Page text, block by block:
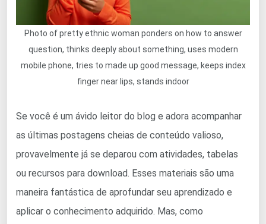
Photo of pretty ethnic woman ponders on how to answer
question, thinks deeply about something, uses modern
mobile phone, tries to made up good message, keeps index
finger near lips, stands indoor
Se você é um ávido leitor do blog e adora acompanhar
as últimas postagens cheias de conteúdo valioso,
provavelmente já se deparou com atividades, tabelas
ou recursos para download. Esses materiais são uma
maneira fantástica de aprofundar seu aprendizado e
aplicar o conhecimento adquirido. Mas, como